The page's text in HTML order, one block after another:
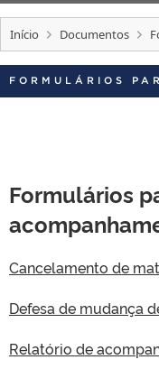
CONCURSOS
Início Documentos
FORMULÁRIOS
Formulários
Cancelamento de
Defesa de mudança
Relatório de